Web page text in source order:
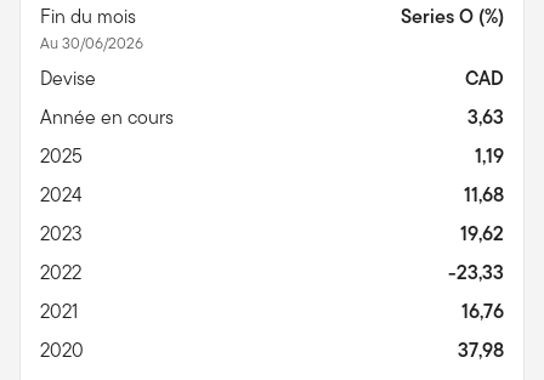
Fin du mois
Au 30/06/2026
Series O (%)
Devise
CAD
Année en cours
3,63
2025
1,19
2024
11,68
2023
19,62
2022
-23,33
2021
16,76
2020
37,98